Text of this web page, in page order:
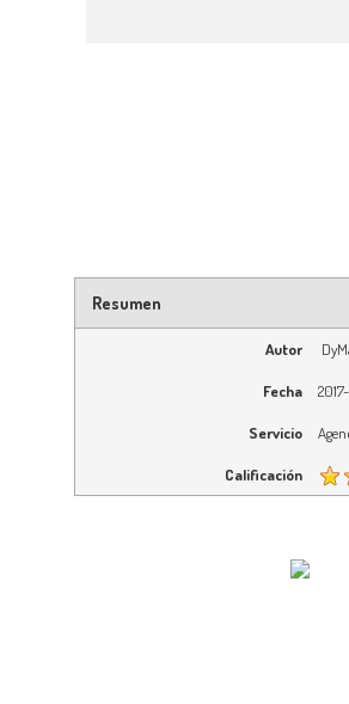
Resumen
Autor
Fecha
Servicio
Calificación